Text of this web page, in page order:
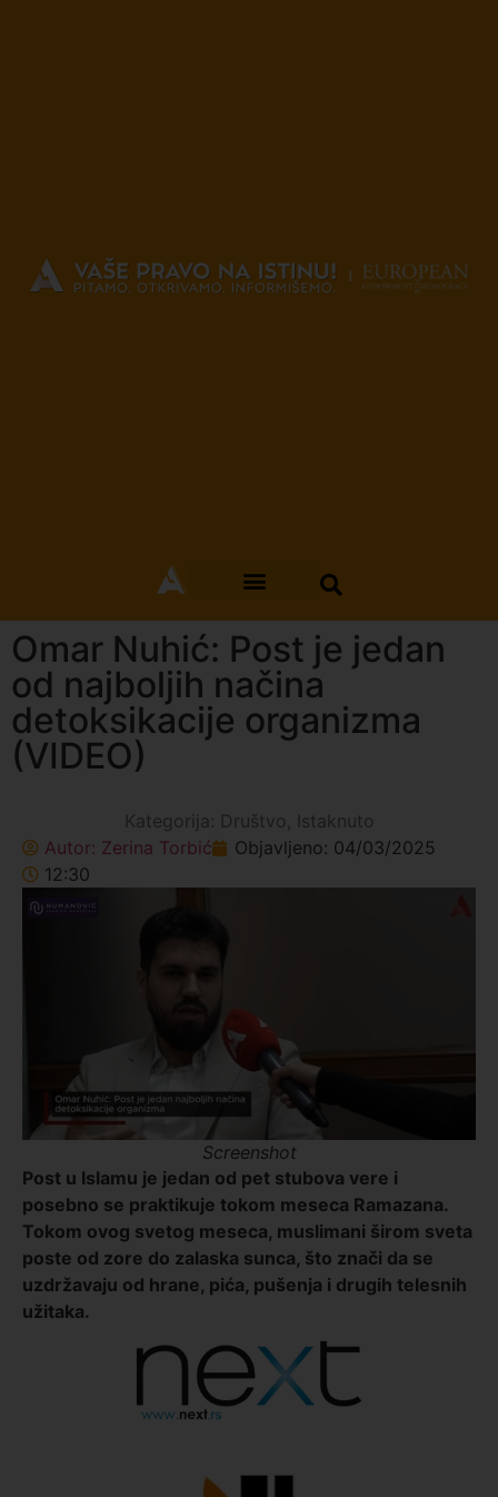
Omar Nuhić: Post je jedan
od najboljih načina
detoksikacije organizma
(VIDEO)
Kategorija: Društvo , Istaknuto
Autor: Zerina Torbić Objavljeno: 04/03/2025
12:30
Screenshot
Post u Islamu je jedan od pet stubova vere i
posebno se praktikuje tokom meseca Ramazana.
Tokom ovog svetog meseca, muslimani širom sveta
poste od zore do zalaska sunca, što znači da se
uzdržavaju od hrane, pića, pušenja i drugih telesnih
užitaka.